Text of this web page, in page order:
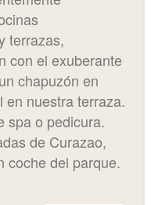
terrazas,
con el exuberante
chapuzón en
en nuestra terraza.
spa o pedicura.
de Curazao,
coche del parque.